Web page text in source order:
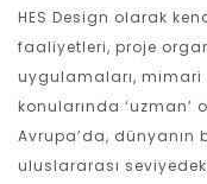
HES Design olarak
faaliyetleri, proje
uygulamaları, mimari
konularında ‘uzman’
Avrupa’da, dünyanın
uluslararası